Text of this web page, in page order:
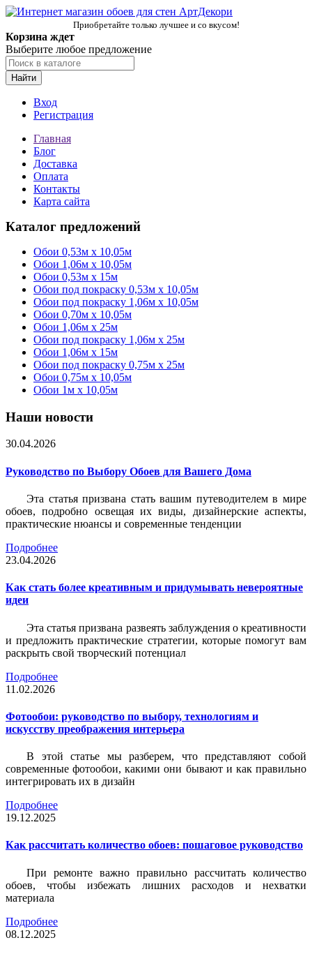
Приобретайте только лучшее и со вкусом!
Корзина ждет
Выберите любое предложение
Найти
Вход
Регистрация
Главная
Блог
Доставка
Оплата
Контакты
Карта сайта
Каталог предложений
Обои 0,53м x 10,05м
Обои 1,06м х 10,05м
Обои 0,53м x 15м
Обои под покраску 0,53м x 10,05м
Обои под покраску 1,06м х 10,05м
Обои 0,70м x 10,05м
Обои 1,06м x 25м
Обои под покраску 1,06м x 25м
Обои 1,06м x 15м
Обои под покраску 0,75м x 25м
Обои 0,75м x 10,05м
Обои 1м х 10,05м
Наши новости
30.04.2026
Руководство по Выбору Обоев для Вашего Дома
Эта статья призвана стать вашим путеводителем в мире
обоев, подробно освещая их виды, дизайнерские аспекты,
практические нюансы и современные тенденции
Подробнее
23.04.2026
Как стать более креативным и придумывать невероятные
идеи
Эта статья призвана развеять заблуждения о креативности
и предложить практические стратегии, которые помогут вам
раскрыть свой творческий потенциал
Подробнее
11.02.2026
Фотообои: руководство по выбору, технологиям и
искусству преображения интерьера
В этой статье мы разберем, что представляют собой
современные фотообои, какими они бывают и как правильно
интегрировать их в дизайн
Подробнее
19.12.2025
Как рассчитать количество обоев: пошаговое руководство
При ремонте важно правильно рассчитать количество
обоев, чтобы избежать лишних расходов и нехватки
материала
Подробнее
08.12.2025